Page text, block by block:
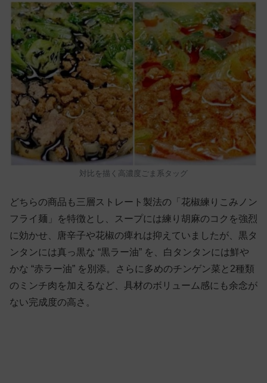
対比を描く高濃度ごま系タッグ
どちらの商品も三層ストレート製法の「花椒練りこみノン
フライ麺」を特徴とし、スープには練り胡麻のコクを強烈
に効かせ、唐辛子や花椒の痺れは抑えていましたが、黒タ
ンタンには真っ黒な “黒ラー油” を、白タンタンには鮮や
かな “赤ラー油” を別添。さらに多めのチンゲン菜と2種類
のミンチ肉を加えるなど、具材のボリューム感にも余念が
ない完成度の高さ。